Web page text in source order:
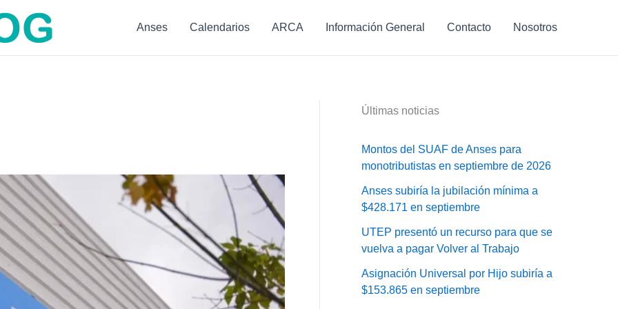
Anses Calendarios ARCA Información General Contacto Nosotros
Últimas noticias
Montos del SUAF de Anses para
monotributistas en septiembre de 2026
Anses subiría la jubilación mínima a
$428.171 en septiembre
UTEP presentó un recurso para que se
vuelva a pagar Volver al Trabajo
Asignación Universal por Hijo subiría a
$153.865 en septiembre